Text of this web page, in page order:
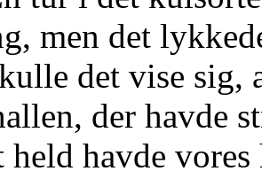
men det
det vise sig,
der havde
havde vores